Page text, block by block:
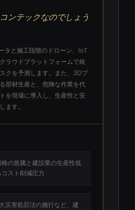
コンテックなのでしょう
タと施工段階のドローン、IoT
ラウドプラットフォームで統
クを予測します。また、3Dプ
部材生産と、危険な作業を代
を現場に導入し、生産性と安
ます。
の急騰と建設業の生産性低
スト削減圧力
災害処罰法の施行など、建